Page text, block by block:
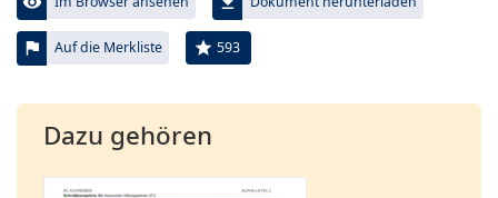
flag Auf die Merkliste star 593
Dazu gehören